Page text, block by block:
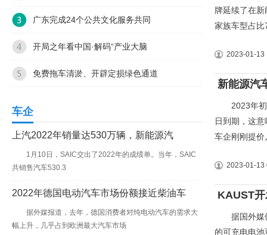
牌延续了在
家族车型占
2023-01-13
新能源汽
2023年初
日到期，这
车企刚刚提
2023-01-13
KAUST
据国外媒体
的可充电电
广东完成24个公共文化服务共同
开局之年看中国·解码“产业大脑
免费拖车清淤、开辟定损绿色通道
车企
上汽2022年销量达530万辆，新能源汽
1月10日，SAIC交出了2022年的成绩单。当年，SAIC
共销售汽车530.3
2022年德国电动汽车市场份额接近柴油车
据外媒报道，去年，德国消费者对纯电动汽车的需求大
幅上升，几乎占到欧洲最大汽车市场